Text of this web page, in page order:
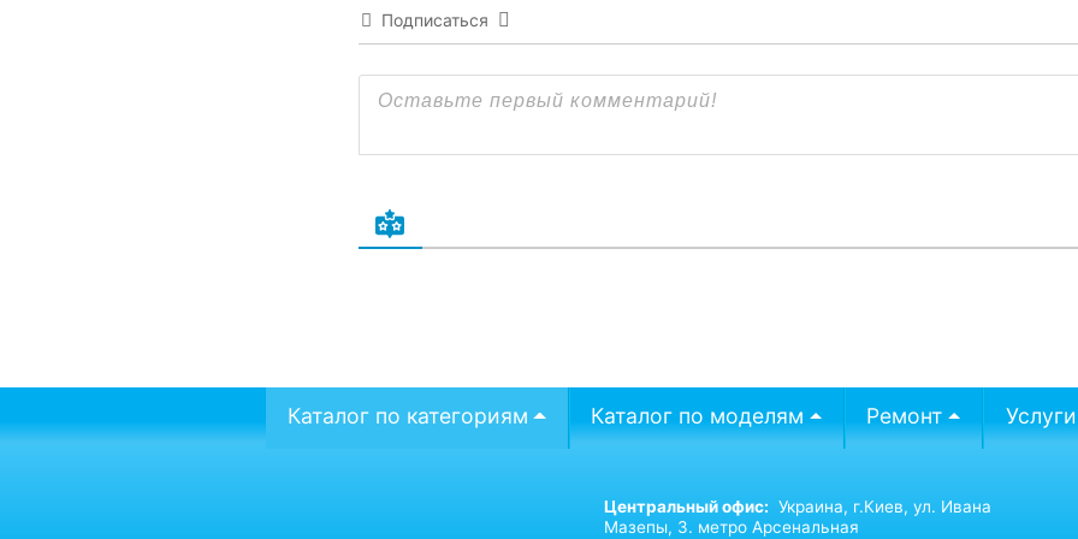
Подписаться
Каталог по категориям Каталог по моделям Ремонт Услуги
Центральный офис: Украина, г.Киев, ул. Ивана
Мазепы, 3. метро Арсенальная